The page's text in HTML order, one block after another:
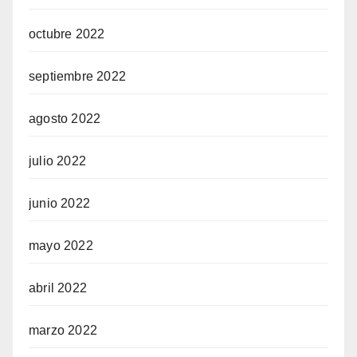
octubre 2022
septiembre 2022
agosto 2022
julio 2022
junio 2022
mayo 2022
abril 2022
marzo 2022